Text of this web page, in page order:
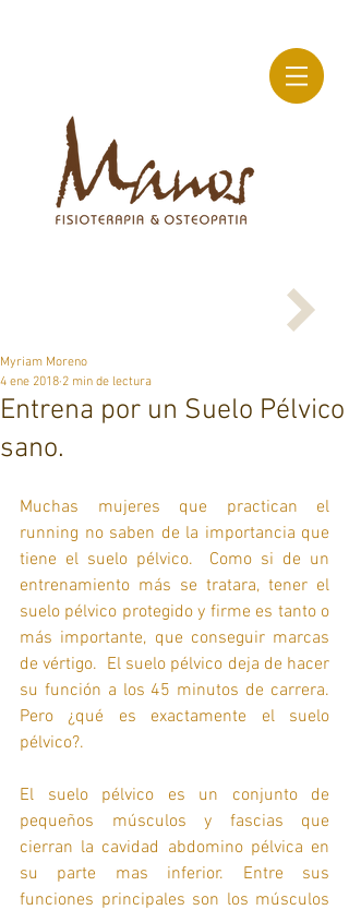
Entrena por un Suelo Pélvico
sano.
Myriam Moreno
4 ene 2018 2 min de lectura
Muchas mujeres que practican el
running no saben de la importancia que
tiene el suelo pélvico.  Como si de un
entrenamiento más se tratara, tener el
suelo pélvico protegido y firme es tanto o
más importante, que conseguir marcas
de vértigo.  El suelo pélvico deja de hacer
su función a los 45 minutos de carrera.
Pero ¿qué es exactamente el suelo
pélvico?.
El suelo pélvico es un conjunto de
pequeños músculos y fascias que
cierran la cavidad abdomino pélvica en
su parte mas inferior. Entre sus
funciones principales son los músculos